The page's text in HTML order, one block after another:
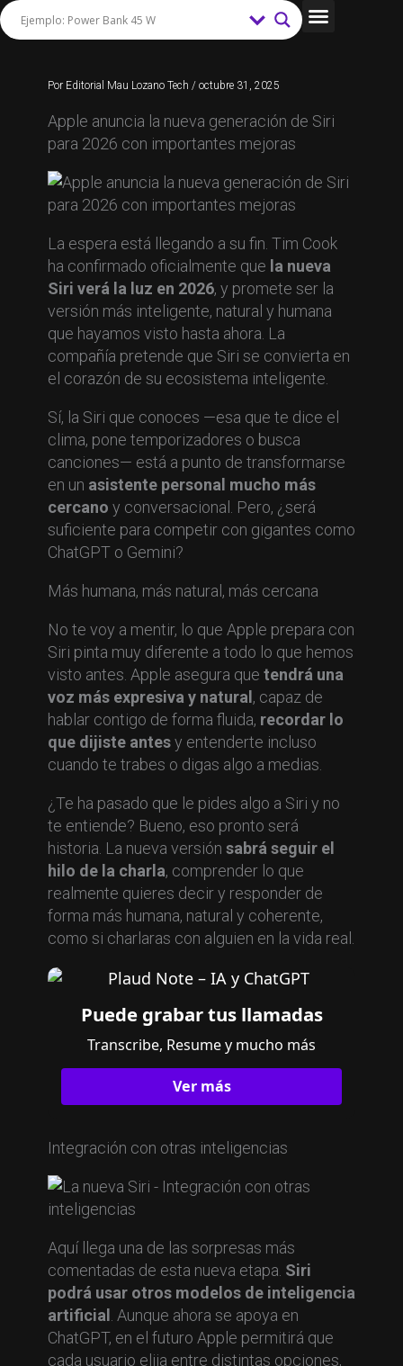
Ir
al
Por Editorial Mau Lozano Tech / octubre 31, 2025
Apple anuncia la nueva generación de Siri
para 2026 con importantes mejoras
La espera está llegando a su fin. Tim Cook
ha confirmado oficialmente que la nueva
Siri verá la luz en 2026, y promete ser la
versión más inteligente, natural y humana
que hayamos visto hasta ahora. La
compañía pretende que Siri se convierta en
el corazón de su ecosistema inteligente.
Sí, la Siri que conoces —esa que te dice el
clima, pone temporizadores o busca
canciones— está a punto de transformarse
en un asistente personal mucho más
cercano y conversacional. Pero, ¿será
suficiente para competir con gigantes como
ChatGPT o Gemini?
Más humana, más natural, más cercana
No te voy a mentir, lo que Apple prepara con
Siri pinta muy diferente a todo lo que hemos
visto antes. Apple asegura que tendrá una
voz más expresiva y natural, capaz de
hablar contigo de forma fluida, recordar lo
que dijiste antesy entenderte incluso
cuando te trabes o digas algo a medias.
¿Te ha pasado que le pides algo a Siri y no
te entiende? Bueno, eso pronto será
historia. La nueva versión sabrá seguir el
hilo de la charla, comprender lo que
realmente quieres decir y responder de
forma más humana, natural y coherente,
como si charlaras con alguien en la vida real.
Puede grabar tus llamadas
Transcribe, Resume y mucho más
Ver más
Integración con otras inteligencias
Aquí llega una de las sorpresas más
comentadas de esta nueva etapa. Siri
podrá usar otros modelos de inteligencia
artificial . Aunque ahora se apoya en
ChatGPT, en el futuro Apple permitirá que
cada usuario elija entre distintas opciones,